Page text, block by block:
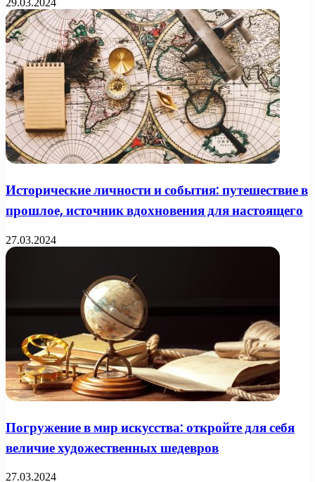
29.03.2024
Исторические личности и события: путешествие в
прошлое, источник вдохновения для настоящего
27.03.2024
Погружение в мир искусства: откройте для себя
величие художественных шедевров
27.03.2024